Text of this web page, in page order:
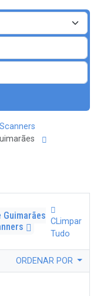
Guimarães
CLimpar
Tudo
ORDENAR POR